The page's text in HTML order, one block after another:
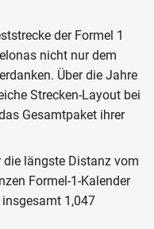
der Formel 1
nicht nur dem
Über die Jahre
Strecken-Layout bei
Gesamtpaket ihrer
die längste Distanz vom
Formel-1-Kalender
1,047